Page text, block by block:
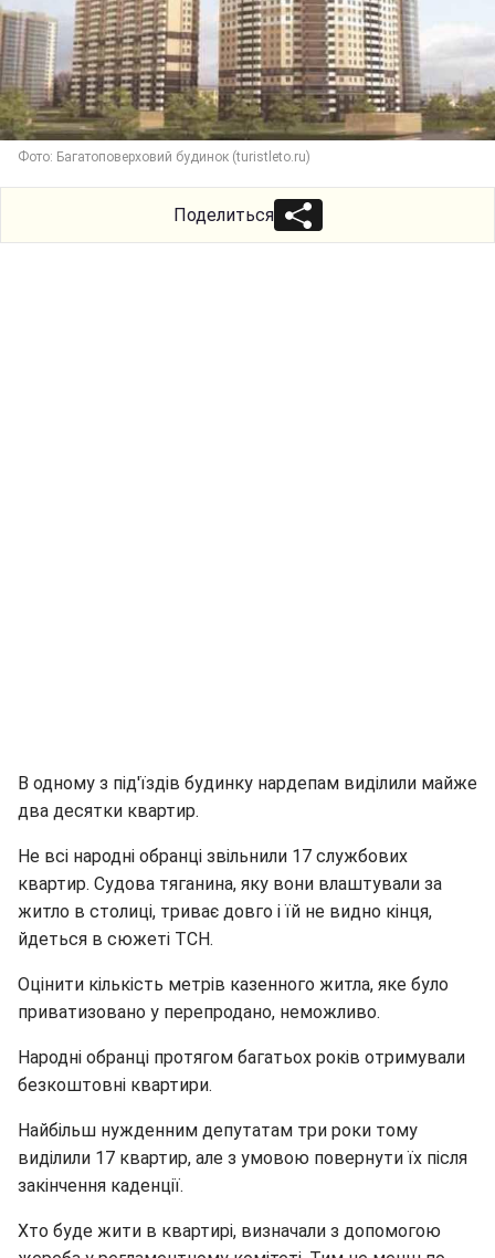
Фото: Багатоповерховий будинок (turistleto.ru)
Поделиться
В одному з під'їздів будинку нардепам виділили майже
два десятки квартир.
Не всі народні обранці звільнили 17 службових
квартир. Судова тяганина, яку вони влаштували за
житло в столиці, триває довго і їй не видно кінця,
йдеться в сюжеті ТСН.
Оцінити кількість метрів казенного житла, яке було
приватизовано у перепродано, неможливо.
Народні обранці протягом багатьох років отримували
безкоштовні квартири.
Найбільш нужденним депутатам три роки тому
виділили 17 квартир, але з умовою повернути їх після
закінчення каденції.
Хто буде жити в квартирі, визначали з допомогою